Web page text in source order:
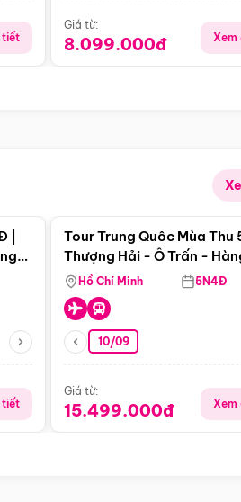
tiết
Giá từ:
8.099.000đ Xem
|
tiết
Tour Trung Quôc Mùa Thu
Thượng Hải - Ô Trấn -
(Tour Không Shopping)
Hồ Chí Minh 5N4Đ
10/09
Giá từ:
15.499.000đ Xem